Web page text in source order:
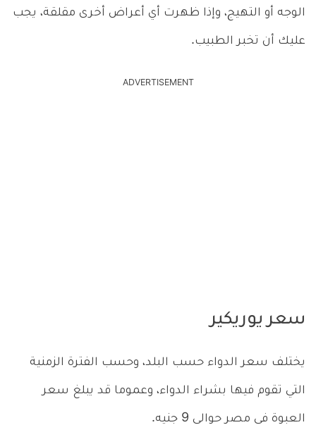
الوجه أو التهيج، وإذا ظهرت أي أعراض أخرى مقلقة، يجب
عليك أن تخبر الطبيب.
ADVERTISEMENT
سعر يوريكير
يختلف سعر الدواء حسب البلد، وحسب الفترة الزمنية
التي تقوم فيها بشراء الدواء، وعموما قد يبلغ سعر
العبوة في مصر حوالي 9 جنيه.